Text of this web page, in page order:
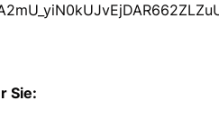
Sie: